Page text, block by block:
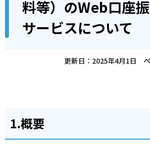
す
ら
料等）のWeb口座
サービスについて
更新日：2025年4月1日
1.概要